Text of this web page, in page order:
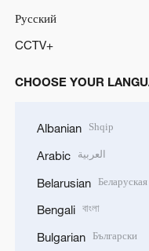
Русский
CCTV+
CHOOSE YOUR
Albanian Shqip
Arabic العربية
Belarusian Беларуская
Bengali বাংলা
Bulgarian Български